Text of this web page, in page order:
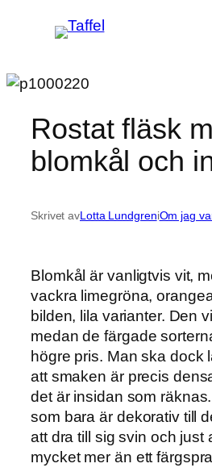
Rostat fläsk
blomkål och
Skrivet avLotta LundgreniOm jag
Blomkål är vanligtvis vit,
vackra limegröna,
bilden, lila varianter. Den
medan de färgade
högre pris. Man ska dock
att smaken är precis
det är insidan som
som bara är dekorativ till
att dra till sig svin och just
mycket mer än ett